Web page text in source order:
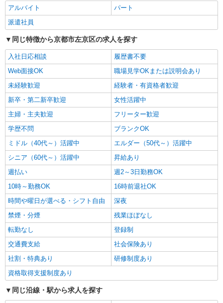
ス【看護助手】
看護助手（ナースエイド）
時給1,350円 ★週払いOK（規定あり） ※給与
幅は経験・能力による
京都府京都市左京区 【最寄駅】京阪鴨東線
「神宮丸太町」駅
詳細を見る
アルバイト
パート
派遣社員
同じ特徴から京都市左京区の求人を探す
入社日応相談
履歴書不要
Web面接OK
職場見学OKまたは説明会あり
未経験歓迎
経験者・有資格者歓迎
新卒・第二新卒歓迎
女性活躍中
主婦・主夫歓迎
フリーター歓迎
学歴不問
ブランクOK
ミドル（40代～）活躍中
エルダー（50代～）活躍中
シニア（60代～）活躍中
昇給あり
週払い
週2～3日勤務OK
10時～勤務OK
16時前退社OK
時間や曜日が選べる・シフト自由
深夜
禁煙・分煙
残業ほぼなし
転勤なし
登録制
交通費支給
社会保険あり
社割・特典あり
研修制度あり
資格取得支援制度あり
同じ沿線・駅から求人を探す